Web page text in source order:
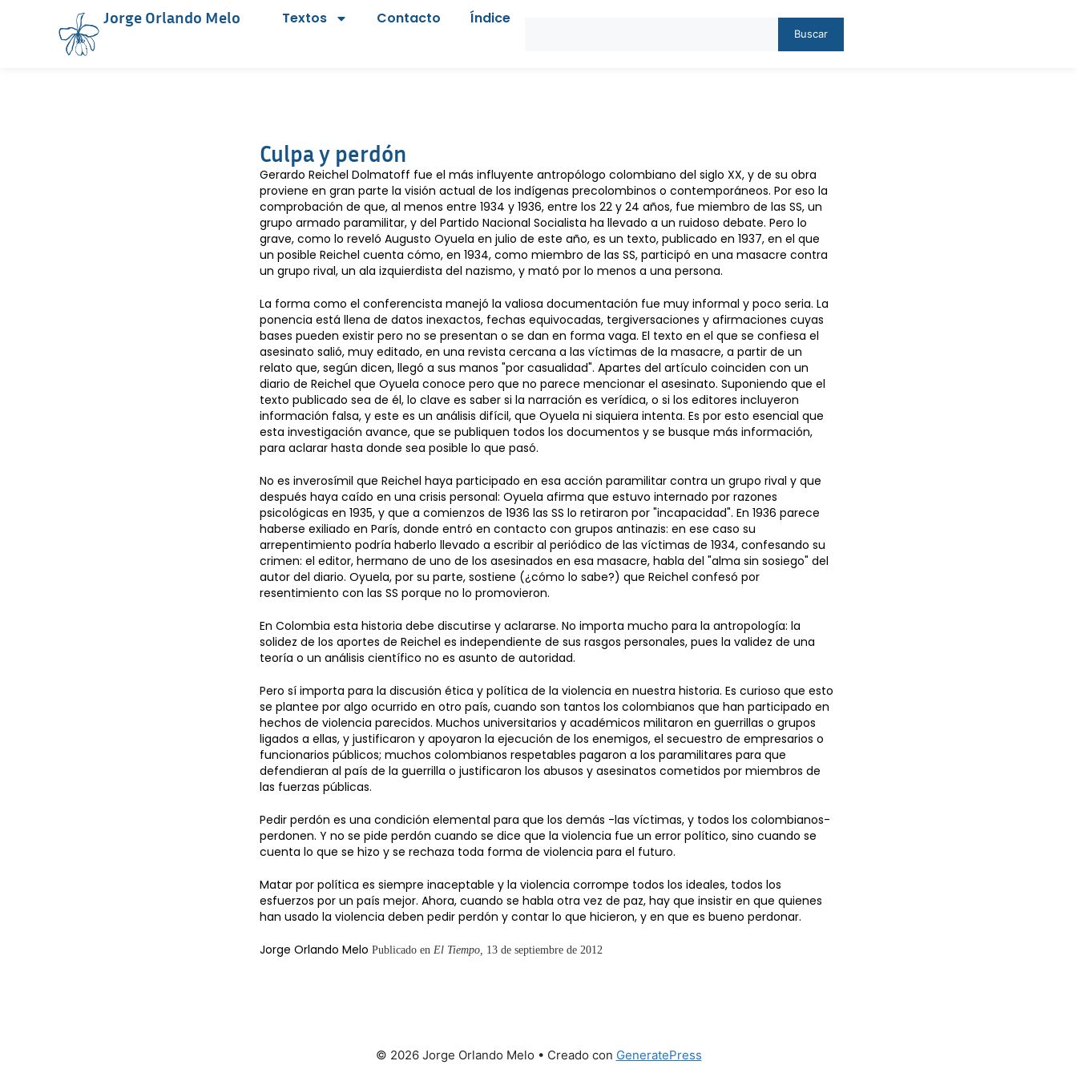
Jorge Orlando Melo Textos Contacto Índice
Buscar
Culpa y perdón
Gerardo Reichel Dolmatoff fue el más influyente antropólogo colombiano del siglo XX, y de su obra
proviene en gran parte la visión actual de los indígenas precolombinos o contemporáneos. Por eso la
comprobación de que, al menos entre 1934 y 1936, entre los 22 y 24 años, fue miembro de las SS, un
grupo armado paramilitar, y del Partido Nacional Socialista ha llevado a un ruidoso debate. Pero lo
grave, como lo reveló Augusto Oyuela en julio de este año, es un texto, publicado en 1937, en el que
un posible Reichel cuenta cómo, en 1934, como miembro de las SS, participó en una masacre contra
un grupo rival, un ala izquierdista del nazismo, y mató por lo menos a una persona.
La forma como el conferencista manejó la valiosa documentación fue muy informal y poco seria. La
ponencia está llena de datos inexactos, fechas equivocadas, tergiversaciones y afirmaciones cuyas
bases pueden existir pero no se presentan o se dan en forma vaga. El texto en el que se confiesa el
asesinato salió, muy editado, en una revista cercana a las víctimas de la masacre, a partir de un
relato que, según dicen, llegó a sus manos "por casualidad". Apartes del artículo coinciden con un
diario de Reichel que Oyuela conoce pero que no parece mencionar el asesinato. Suponiendo que el
texto publicado sea de él, lo clave es saber si la narración es verídica, o si los editores incluyeron
información falsa, y este es un análisis difícil, que Oyuela ni siquiera intenta. Es por esto esencial que
esta investigación avance, que se publiquen todos los documentos y se busque más información,
para aclarar hasta donde sea posible lo que pasó.
No es inverosímil que Reichel haya participado en esa acción paramilitar contra un grupo rival y que
después haya caído en una crisis personal: Oyuela afirma que estuvo internado por razones
psicológicas en 1935, y que a comienzos de 1936 las SS lo retiraron por "incapacidad". En 1936 parece
haberse exiliado en París, donde entró en contacto con grupos antinazis: en ese caso su
arrepentimiento podría haberlo llevado a escribir al periódico de las víctimas de 1934, confesando su
crimen: el editor, hermano de uno de los asesinados en esa masacre, habla del "alma sin sosiego" del
autor del diario. Oyuela, por su parte, sostiene (¿cómo lo sabe?) que Reichel confesó por
resentimiento con las SS porque no lo promovieron.
En Colombia esta historia debe discutirse y aclararse. No importa mucho para la antropología: la
solidez de los aportes de Reichel es independiente de sus rasgos personales, pues la validez de una
teoría o un análisis científico no es asunto de autoridad.
Pero sí importa para la discusión ética y política de la violencia en nuestra historia. Es curioso que esto
se plantee por algo ocurrido en otro país, cuando son tantos los colombianos que han participado en
hechos de violencia parecidos. Muchos universitarios y académicos militaron en guerrillas o grupos
ligados a ellas, y justificaron y apoyaron la ejecución de los enemigos, el secuestro de empresarios o
funcionarios públicos; muchos colombianos respetables pagaron a los paramilitares para que
defendieran al país de la guerrilla o justificaron los abusos y asesinatos cometidos por miembros de
las fuerzas públicas.
Pedir perdón es una condición elemental para que los demás -las víctimas, y todos los colombianos-
perdonen. Y no se pide perdón cuando se dice que la violencia fue un error político, sino cuando se
cuenta lo que se hizo y se rechaza toda forma de violencia para el futuro.
Matar por política es siempre inaceptable y la violencia corrompe todos los ideales, todos los
esfuerzos por un país mejor. Ahora, cuando se habla otra vez de paz, hay que insistir en que quienes
han usado la violencia deben pedir perdón y contar lo que hicieron, y en que es bueno perdonar.
Jorge Orlando Melo Publicado en El Tiempo, 13 de septiembre de 2012
© 2026 Jorge Orlando Melo • Creado con GeneratePress